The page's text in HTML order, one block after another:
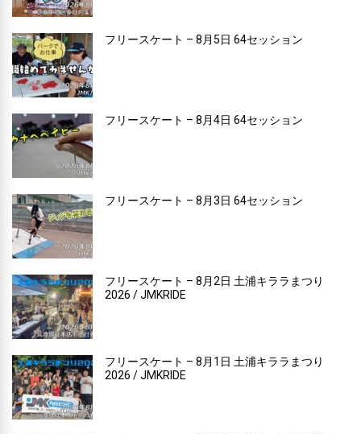
フリースケート – 8月5日 64セッション
フリースケート – 8月4日 64セッション
フリースケート – 8月3日 64セッション
フリースケート – 8月2日 土浦キララまつり
2026 / JMKRIDE
フリースケート – 8月1日 土浦キララまつり
2026 / JMKRIDE